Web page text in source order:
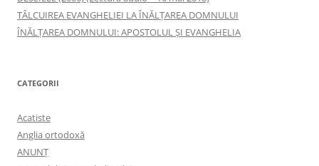
TÂLCUIREA EVANGHELIEI LA ÎNĂLŢAREA DOMNULUI
ÎNĂLŢAREA DOMNULUI: APOSTOLUL ȘI EVANGHELIA
CATEGORII
Acatiste
Anglia ortodoxă
ANUNŢ